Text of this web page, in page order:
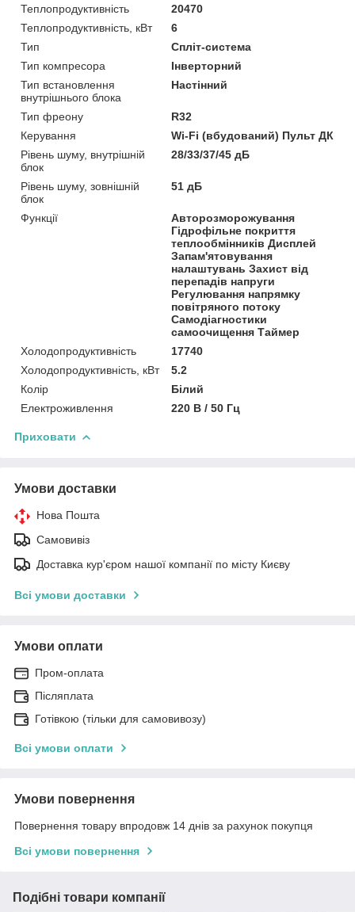
Теплопродуктивність
20470
Теплопродуктивність, кВт
6
Тип
Спліт-система
Тип компресора
Інверторний
Тип встановлення
внутрішнього блока
Настінний
Тип фреону
R32
Керування
Wi-Fi (вбудований) Пульт ДК
Рівень шуму, внутрішній
блок
28/33/37/45 дБ
Рівень шуму, зовнішній
блок
51 дБ
Функції
Авторозморожування
Гідрофільне покриття
теплообмінників Дисплей
Запам'ятовування
налаштувань Захист від
перепадів напруги
Регулювання напрямку
повітряного потоку
Самодіагностики
самоочищення Таймер
Холодопродуктивність
17740
Холодопродуктивність, кВт
5.2
Колір
Білий
Електроживлення
220 В / 50 Гц
Приховати
Умови доставки
Нова Пошта
Самовивіз
Доставка кур'єром нашої компанії по місту Києву
Всі умови доставки
Умови оплати
Пром-оплата
Післяплата
Готівкою (тільки для самовивозу)
Всі умови оплати
Умови повернення
Повернення товару впродовж 14 днів за рахунок покупця
Всі умови повернення
Подібні товари компанії